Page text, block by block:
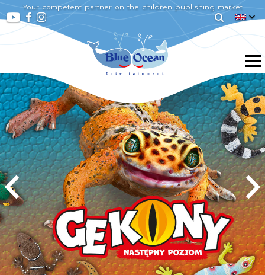
Your competent partner on the children publishing market